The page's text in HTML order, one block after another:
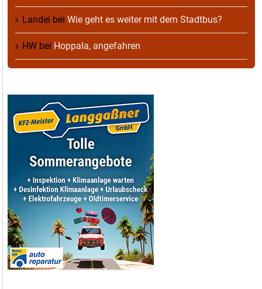
Landei bei Wie geht es weiter mit dem Stadtbus?
HW bei Hoppala, angefahren